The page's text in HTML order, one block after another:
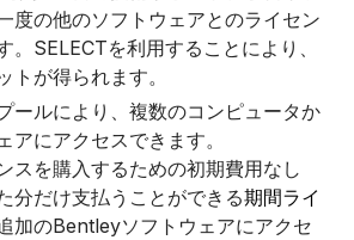
度の他のソフトウェアとのライセン
SELECTを利用することにより、
トが得られます。
ールにより、複数のコンピュータか
アにアクセスできます。
スを購入するための初期費用なし
分だけ支払うことができる期間ライ
加のBentleyソフトウェアにアクセ